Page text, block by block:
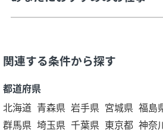
関連する条件から探す
都道府県
北海道 青森県 岩手県 宮城県 福島
群馬県 埼玉県 千葉県 東京都 神奈